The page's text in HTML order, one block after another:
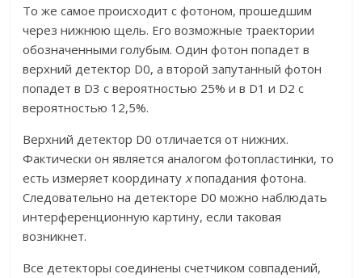
То же самое происходит с фотоном, прошедшим
через нижнюю щель. Его возможные траектории
обозначенными голубым. Один фотон попадет в
верхний детектор D0, а второй запутанный фотон
попадет в D3 с вероятностью 25% и в D1 и D2 с
вероятностью 12,5%.
Верхний детектор D0 отличается от нижних.
Фактически он является аналогом фотопластинки, то
есть измеряет координатуxпопадания фотона.
Следовательно на детекторе D0 можно наблюдать
интерференционную картину, если таковая
возникнет.
Все детекторы соединены счетчиком совпадений,